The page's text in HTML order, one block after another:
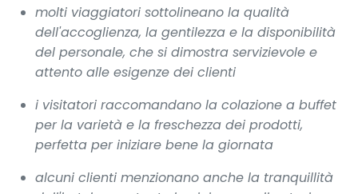
molti viaggiatori sottolineano la qualità
dell'accoglienza, la gentilezza e la disponibilità
del personale, che si dimostra servizievole e
attento alle esigenze dei clienti
i visitatori raccomandano la colazione a buffet
per la varietà e la freschezza dei prodotti,
perfetta per iniziare bene la giornata
alcuni clienti menzionano anche la tranquillità